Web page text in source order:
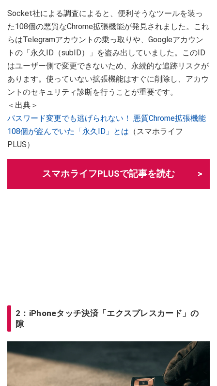
Socket社による調査によると、便利そうなツールを装っ
た108個の悪質なChrome拡張機能が発見されました。これ
らはTelegramアカウントの乗っ取りや、Googleアカウン
トの「永久ID（subID）」を盗み出していました。このID
はユーザー側で変更できないため、永続的な追跡リスクが
あります。使っていない拡張機能はすぐに削除し、アカウ
ントのセキュリティ診断を行うことが重要です。
＜出典＞
パスワード変更でも逃げられない！ 悪質Chrome拡張機能
108個が盗んでいた「永久ID」とは （スマホライフ
PLUS）
スマホライフPLUSで記事を読む
2：iPhoneタッチ決済「エクスプレスカード」の
隙